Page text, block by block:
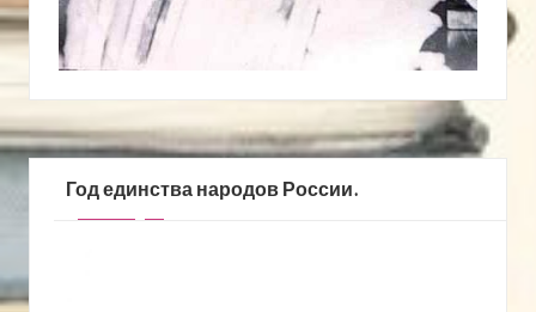
Год единства народов России.